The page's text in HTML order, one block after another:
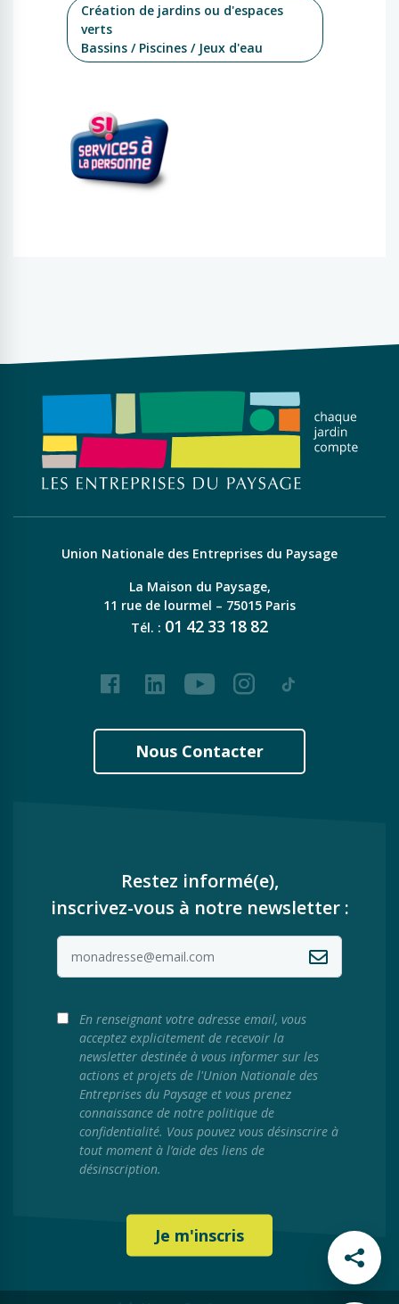
Création de jardins ou d'espaces
verts
Bassins / Piscines / Jeux d'eau
Union Nationale des Entreprises du Paysage
La Maison du Paysage,
11 rue de lourmel – 75015 Paris
Tél. : 01 42 33 18 82
FacebookLinkedInYoutubeInstagram
Tiktok
Nous Contacter
Restez informé(e),
inscrivez-vous à notre newsletter :
En renseignant votre adresse email, vous
acceptez explicitement de recevoir la
newsletter destinée à vous informer sur les
actions et projets de l'Union Nationale des
Entreprises du Paysage et vous prenez
connaissance de notre politique de
confidentialité. Vous pouvez vous désinscrire à
tout moment à l’aide des liens de
désinscription.